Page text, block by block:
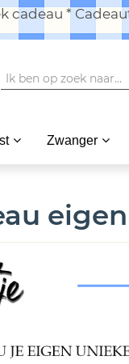
*
Zwanger